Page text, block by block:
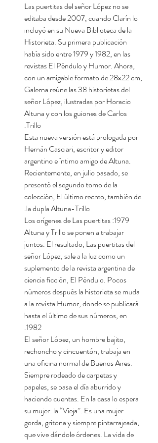
Las puertitas del señor López no se
editaba desde 2007, cuando Clarín lo
incluyó en su Nueva Biblioteca de la
Historieta. Su primera publicación
había sido entre 1979 y 1982, en las
revistas El Péndulo y Humor. Ahora,
con un amigable formato de 28x22 cm,
Galerna reúne las 38 historietas del
señor López, ilustradas por Horacio
Altuna y con los guiones de Carlos
Trillo.
Esta nueva versión está prologada por
Hernán Casciari, escritor y editor
argentino e íntimo amigo de Altuna.
Recientemente, en julio pasado, se
presentó el segundo tomo de la
colección, El último recreo, también de
la dupla Altuna-Trillo.
1979: Los orígenes de Las puertitas
Altuna y Trillo se ponen a trabajar
juntos. El resultado, Las puertitas del
señor López, sale a la luz como un
suplemento de la revista argentina de
ciencia ficción, El Péndulo. Pocos
números después la historieta se muda
a la revista Humor, donde se publicará
hasta el último de sus números, en
1982.
El señor López, un hombre bajito,
rechoncho y cincuentón, trabaja en
una oficina normal de Buenos Aires.
Siempre rodeado de carpetas y
papeles, se pasa el día aburrido y
haciendo cuentas. En la casa lo espera
su mujer: la “Vieja”. Es una mujer
gorda, gritona y siempre pintarrajeada,
que vive dándole órdenes. La vida de